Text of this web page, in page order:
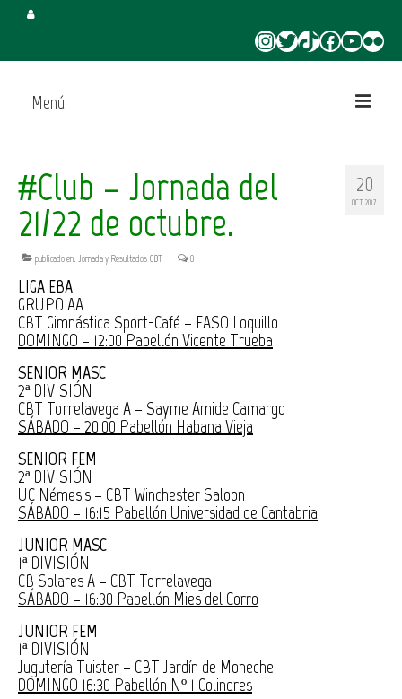
Instagram
Twitter
TikTokFacebook
YouTube
Flickr
Menú
Juega en CBT
Campus de Verano
Torneo 3×3 Verano
20
OCT 2017
#Club – Jornada del
21/22 de octubre.
publicado en: Jornada y Resultados CBT | 0
LIGA EBA
GRUPO AA
CBT Gimnástica Sport-Café – EASO Loquillo
DOMINGO – 12:00 Pabellón Vicente Trueba
SENIOR MASC
2ª DIVISIÓN
CBT Torrelavega A – Sayme Amide Camargo
SÁBADO – 20:00 Pabellón Habana Vieja
SENIOR FEM
2ª DIVISIÓN
UC Némesis – CBT Winchester Saloon
SÁBADO – 16:15 Pabellón Universidad de Cantabria
JUNIOR MASC
1ª DIVISIÓN
CB Solares A – CBT Torrelavega
SÁBADO – 16:30 Pabellón Mies del Corro
JUNIOR FEM
1ª DIVISIÓN
Jugutería Tuister – CBT Jardín de Moneche
DOMINGO 16:30 Pabellón Nº 1 Colindres